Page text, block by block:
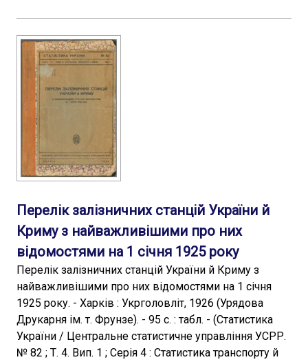
Перелік залізничних станцій України й
Криму з найважливішими про них
відомостями на 1 січня 1925 року
Перелік залізничних станцій України й Криму з
найважливішими про них відомостями на 1 січня
1925 року. - Харків : Укрголовліт, 1926 (Урядова
Друкарня ім. т. Фрунзе). - 95 с. : табл. - (Статистика
України / Центральне статистичне управління УСРР.
№ 82 ; Т. 4. Вип. 1 ; Серія 4 : Статистика транспорту й